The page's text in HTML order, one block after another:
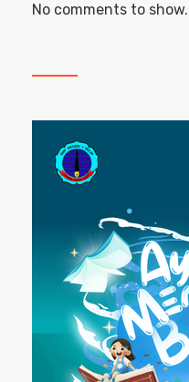
No comments to show.